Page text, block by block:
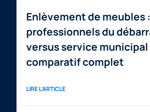
Enlèvement de meubles :
professionnels du
versus service municipal
comparatif complet
LIRE L'ARTICLE